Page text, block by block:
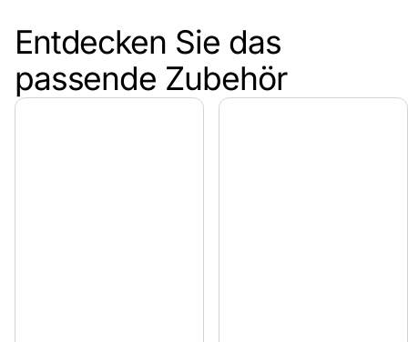
Entdecken Sie das
passende Zubehör